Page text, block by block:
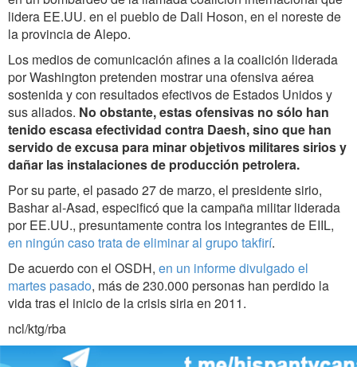
lidera EE.UU. en el pueblo de Dali Hoson, en el noreste de
la provincia de Alepo.
Los medios de comunicación afines a la coalición liderada
por Washington pretenden mostrar una ofensiva aérea
sostenida y con resultados efectivos de Estados Unidos y
sus aliados. No obstante, estas ofensivas no sólo han
tenido escasa efectividad contra Daesh, sino que han
servido de excusa para minar objetivos militares sirios y
dañar las instalaciones de producción petrolera.
Por su parte, el pasado 27 de marzo, el presidente sirio,
Bashar al-Asad, especificó que la campaña militar liderada
por EE.UU., presuntamente contra los integrantes de EIIL,
en ningún caso trata de eliminar al grupo takfirí.
De acuerdo con el OSDH, en un informe divulgado el
martes pasado, más de 230.000 personas han perdido la
vida tras el inicio de la crisis siria en 2011.
ncl/ktg/rba